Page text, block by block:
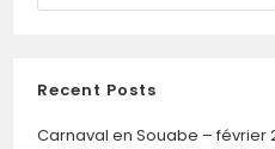
Recent Posts
Carnaval en Souabe – février